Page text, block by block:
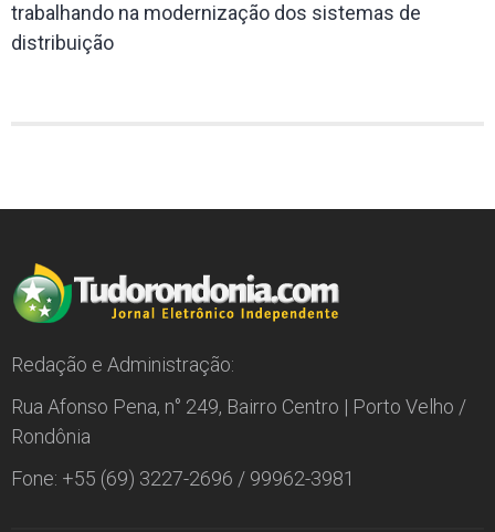
trabalhando na modernização dos sistemas de
distribuição
Redação e Administração:
Rua Afonso Pena, n° 249, Bairro Centro | Porto Velho /
Rondônia
Fone: +55 (69) 3227-2696 / 99962-3981